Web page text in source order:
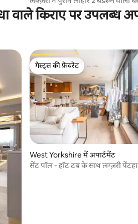
कर दिया
वाले किराए पर उपलब्ध
गेस्ट्स की फ़ेवरेट
गेस्ट्स की फ़ेवरेट
West Yorkshire में अपार्टमेंट
सेंट पॉल - हॉट टब के साथ लग्ज़री